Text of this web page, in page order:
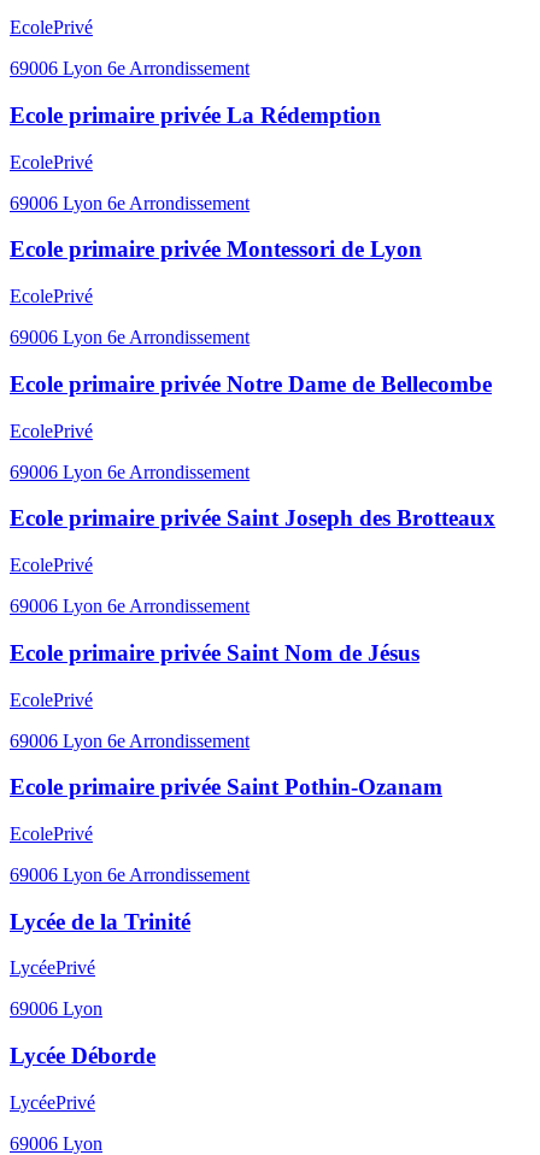
EcolePrivé
69006 Lyon 6e Arrondissement
Ecole primaire privée La Rédemption
EcolePrivé
69006 Lyon 6e Arrondissement
Ecole primaire privée Montessori de Lyon
EcolePrivé
69006 Lyon 6e Arrondissement
Ecole primaire privée Notre Dame de Bellecombe
EcolePrivé
69006 Lyon 6e Arrondissement
Ecole primaire privée Saint Joseph des Brotteaux
EcolePrivé
69006 Lyon 6e Arrondissement
Ecole primaire privée Saint Nom de Jésus
EcolePrivé
69006 Lyon 6e Arrondissement
Ecole primaire privée Saint Pothin-Ozanam
EcolePrivé
69006 Lyon 6e Arrondissement
Lycée de la Trinité
LycéePrivé
69006 Lyon
Lycée Déborde
LycéePrivé
69006 Lyon